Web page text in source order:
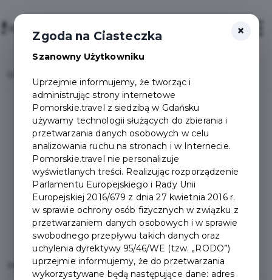
Login/Rejestracja
Logowanie / Załóż
konto
Zaloguj Załóż konto
×
Zgoda na Ciasteczka
Szanowny Użytkowniku
Uprzejmie informujemy, że tworząc i
administrując strony internetowe
Pomorskie.travel z siedzibą w Gdańsku
używamy technologii służących do zbierania i
przetwarzania danych osobowych w celu
analizowania ruchu na stronach i w Internecie.
Pomorskie.travel nie personalizuje
wyświetlanych treści. Realizując rozporządzenie
Parlamentu Europejskiego i Rady Unii
Europejskiej 2016/679 z dnia 27 kwietnia 2016 r.
w sprawie ochrony osób fizycznych w związku z
przetwarzaniem danych osobowych i w sprawie
swobodnego przepływu takich danych oraz
uchylenia dyrektywy 95/46/WE (tzw. „RODO”)
uprzejmie informujemy, że do przetwarzania
wykorzystywane będą następujące dane: adres